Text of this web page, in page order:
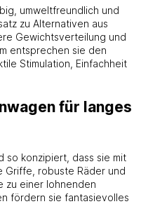
umweltfreundlich und
zu Alternativen aus
Gewichtsverteilung und
entsprechen sie den
Stimulation, Einfachheit
für langes
so konzipiert, dass sie mit
Griffe, robuste Räder und
zu einer lohnenden
fördern sie fantasievolles